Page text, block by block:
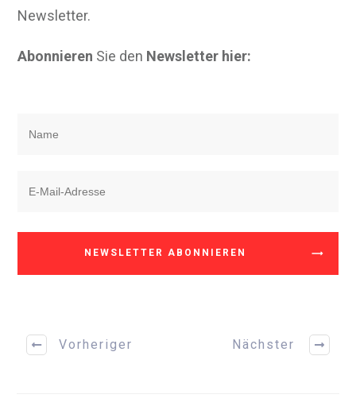
Newsletter.
Abonnieren Sie den Newsletter hier:
NEWSLETTER ABONNIEREN
Vorheriger Nächster